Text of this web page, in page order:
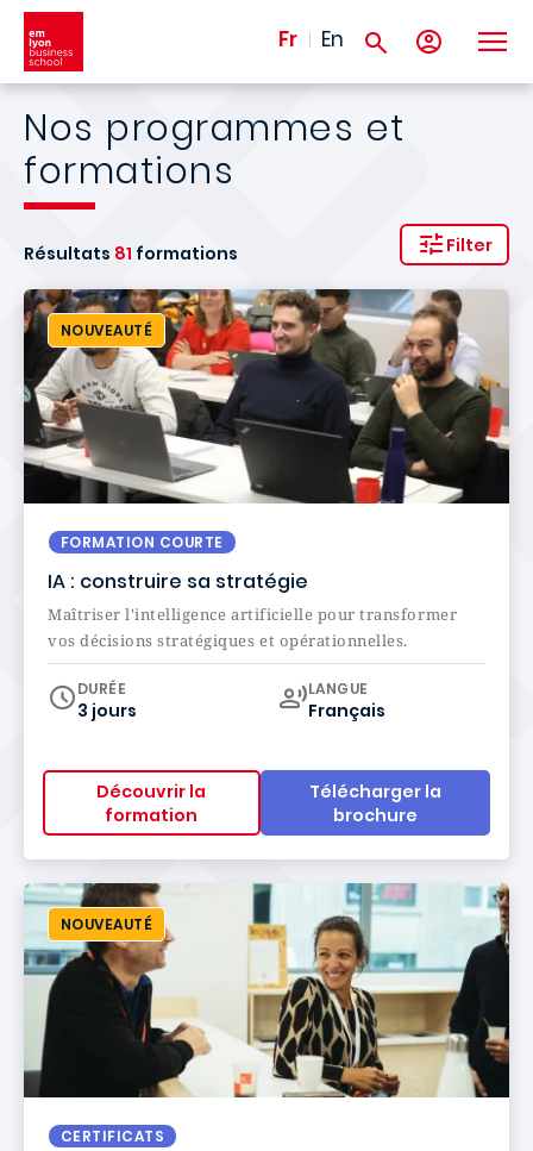
Aller au contenu principal
Fr En
Nos programmes et
formations
Filter
Résultats 81 formations
NOUVEAUTÉ
FORMATION COURTE
IA : construire sa stratégie
Maîtriser l'intelligence artificielle pour transformer
vos décisions stratégiques et opérationnelles.
DURÉE
3 jours
Curriculum
LANGUE
Français
Découvrir la
formation
Télécharger la
brochure
NOUVEAUTÉ
CERTIFICATS